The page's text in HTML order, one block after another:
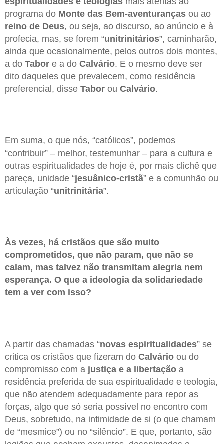
programa do Monte das Bem-aventuranças ou ao
reino de Deus, ou seja, ao discurso, ao anúncio e à
profecia, mas, se forem “unitrinitários”, caminharão,
ainda que ocasionalmente, pelos outros dois montes,
a do Tabor e a do Calvário. E o mesmo deve ser
dito daqueles que prevalecem, como residência
preferencial, disse Tabor ou Calvário.
Em suma, o que nós, “católicos”, podemos
“contribuir” – melhor, testemunhar – para a cultura e
outras espiritualidades de hoje é, por mais clichê que
pareça, unidade “jesuânico-cristã” e a comunhão ou
articulação “unitrinitária”.
Às vezes, há cristãos que são muito
comprometidos, que não param, que não se
calam, mas talvez não transmitam alegria nem
esperança. O que a ideologia da solidariedade
tem a ver com isso?
A partir das chamadas “novas espiritualidades” se
critica os cristãos que fizeram do Calvário ou do
compromisso com a justiça e a libertação a
residência preferida de sua espiritualidade e teologia,
que não atendem adequadamente para repor as
forças, algo que só seria possível no encontro com
Deus, sobretudo, na intimidade de si (o que chamam
de “mesmice”) ou no “silêncio”. E que, portanto, são